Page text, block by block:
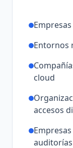
Entornos
cloud
accesos
auditorías